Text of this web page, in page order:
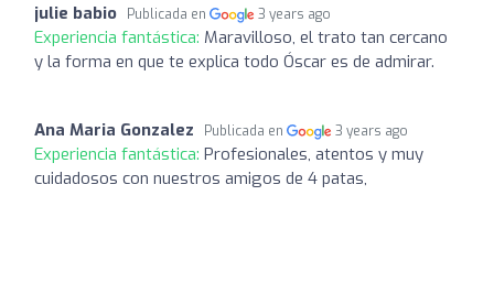
julie babio Publicada en 3 years ago
Experiencia fantástica: Maravilloso, el trato tan cercano
y la forma en que te explica todo Óscar es de admirar.
Ana Maria Gonzalez Publicada en 3 years ago
Experiencia fantástica: Profesionales, atentos y muy
cuidadosos con nuestros amigos de 4 patas,